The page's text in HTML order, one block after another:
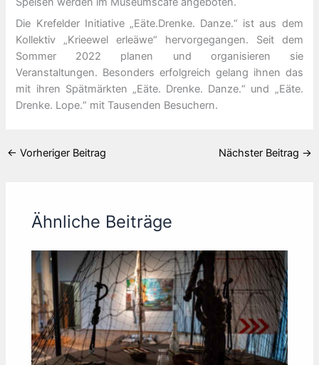
Die Krefelder Initiative „Eäte.Drenke. Danze.“ ist aus dem
Kollektiv „Krieewel erleäwe“ hervorgegangen. Seit dem
Sommer 2022 planen und organisieren sie
Veranstaltungen. Besonders erfolgreich gelang ihnen das
mit ihren Spätmärkten „Eäte. Drenke. Danze.“ und „Eäte.
Drenke. Lope.“ mit Tausenden Besuchern.
← Vorheriger Beitrag Nächster Beitrag →
Ähnliche Beiträge